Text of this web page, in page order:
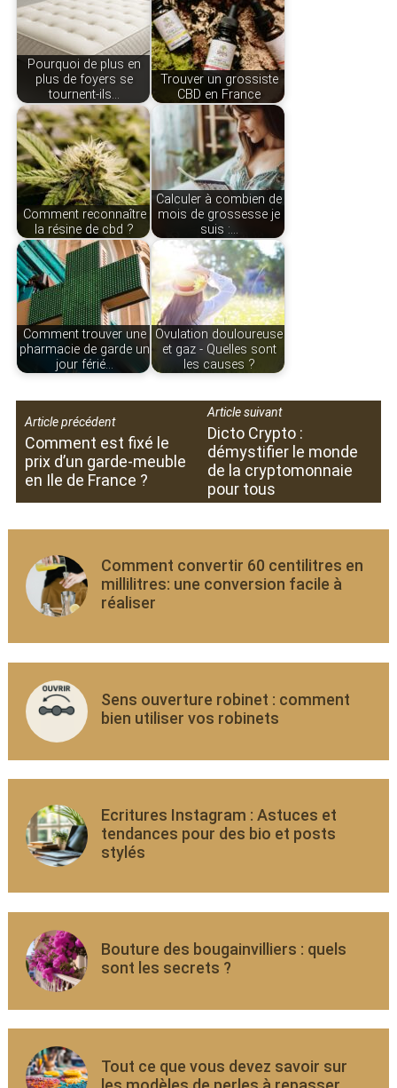
Pourquoi de plus en
plus de foyers se
tournent-ils…
Trouver un grossiste
CBD en France
Comment reconnaître
la résine de cbd ?
Calculer à combien de
mois de grossesse je
suis :…
Comment trouver une
pharmacie de garde un
jour férié…
Ovulation douloureuse
et gaz - Quelles sont
les causes ?
Article précédent
Comment est fixé le
prix d’un garde-meuble
en Ile de France ?
Article suivant
Dicto Crypto :
démystifier le monde
de la cryptomonnaie
pour tous
Comment convertir 60 centilitres en
millilitres: une conversion facile à
réaliser
Sens ouverture robinet : comment
bien utiliser vos robinets
Ecritures Instagram : Astuces et
tendances pour des bio et posts
stylés
Bouture des bougainvilliers : quels
sont les secrets ?
Tout ce que vous devez savoir sur